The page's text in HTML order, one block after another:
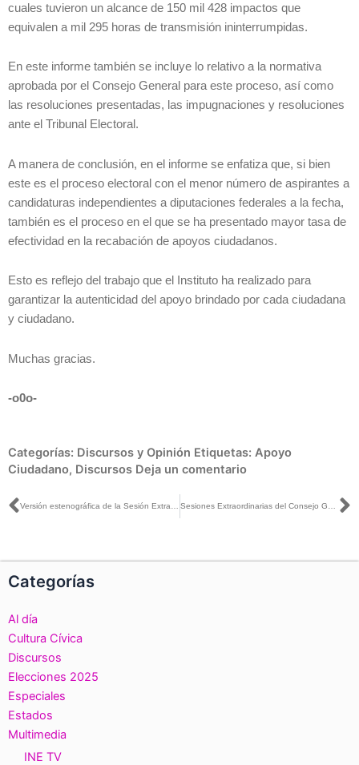
cuales tuvieron un alcance de 150 mil 428 impactos que
equivalen a mil 295 horas de transmisión ininterrumpidas.
En este informe también se incluye lo relativo a la normativa
aprobada por el Consejo General para este proceso, así como
las resoluciones presentadas, las impugnaciones y resoluciones
ante el Tribunal Electoral.
A manera de conclusión, en el informe se enfatiza que, si bien
este es el proceso electoral con el menor número de aspirantes a
candidaturas independientes a diputaciones federales a la fecha,
también es el proceso en el que se ha presentado mayor tasa de
efectividad en la recabación de apoyos ciudadanos.
Esto es reflejo del trabajo que el Instituto ha realizado para
garantizar la autenticidad del apoyo brindado por cada ciudadana
y ciudadano.
Muchas gracias.
-o0o-
Categorías: Discursos y Opinión Etiquetas: Apoyo
Ciudadano, Discursos Deja un comentario
Ant
Categorías
Al día
Cultura Cívica
Discursos
Elecciones 2025
Especiales
Estados
Multimedia
INE TV